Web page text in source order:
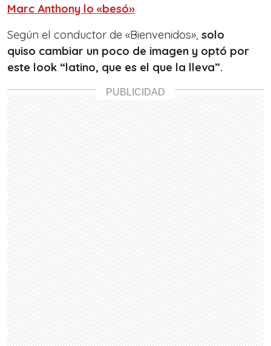
Marc Anthony lo «besó»
Según el conductor de «Bienvenidos», solo
quiso cambiar un poco de imagen y optó por
este look “latino, que es el que la lleva”.